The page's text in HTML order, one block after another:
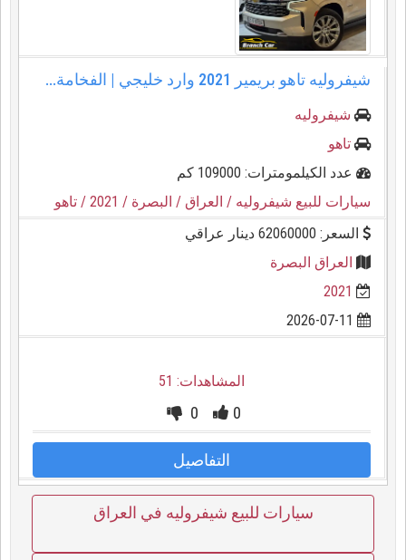
شيفروليه تاهو بريمير 2021 وارد خليجي | الفخامة...
شيفروليه
تاهو
عدد الكيلمومترات: 109000 كم
سيارات للبيع شيفروليه / العراق / البصرة / 2021
/ تاهو
السعر: 62060000 دينار عراقي
العراق البصرة
2021
المشاهدات: 51
0
0
التفاصيل
سيارات للبيع شيفروليه في العراق